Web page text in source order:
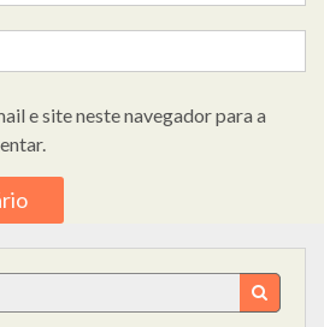
e site neste navegador para a